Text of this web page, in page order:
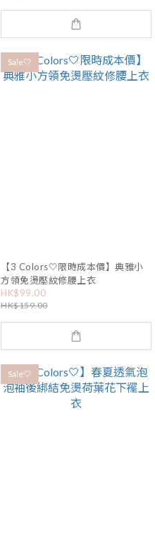
Sale🤍
【3 Colors🤍限時成本價】典雅小
方領免燙壓紋修腰上衣
HK$99.00
HK$159.00
Sale🤍